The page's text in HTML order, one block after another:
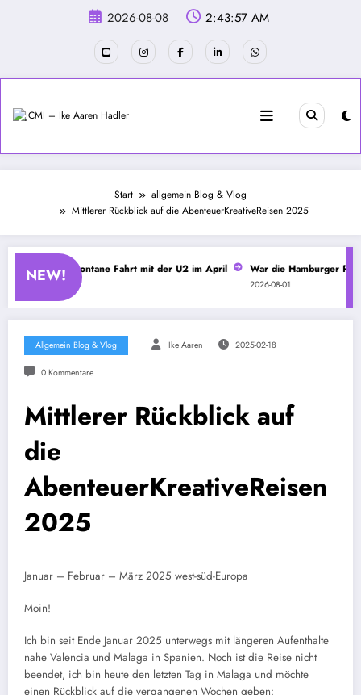
2026-08-08 2:43:57 AM
Start
allgemein Blog & Vlog
Mittlerer Rückblick auf die AbenteuerKreativeReisen 2025
NEW!
4 – Spontane Fahrt mit der U2 im April War die Hamburger
2026-08-01
Allgemein Blog & Vlog Ike Aaren 2025-02-18
0 Kommentare
Mittlerer Rückblick auf
die
AbenteuerKreativeReisen
2025
Januar – Februar – März 2025 west-süd-Europa
Moin!
Ich bin seit Ende Januar 2025 unterwegs mit längeren Aufenthalte
nahe Valencia und Malaga in Spanien. Noch ist die Reise nicht
beendet, ich bin heute den letzten Tag in Malaga und möchte
einen Rückblick auf die vergangenen Wochen geben: